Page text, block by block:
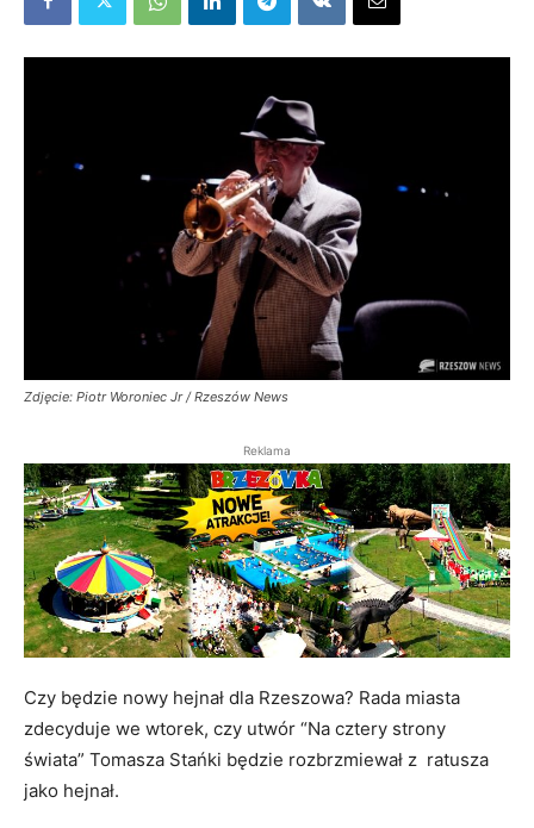
Zdjęcie: Piotr Woroniec Jr / Rzeszów News
Reklama
Czy będzie nowy hejnał dla Rzeszowa? Rada miasta
zdecyduje we wtorek, czy utwór “Na cztery strony
świata” Tomasza Stańki będzie rozbrzmiewał z ratusza
jako hejnał.